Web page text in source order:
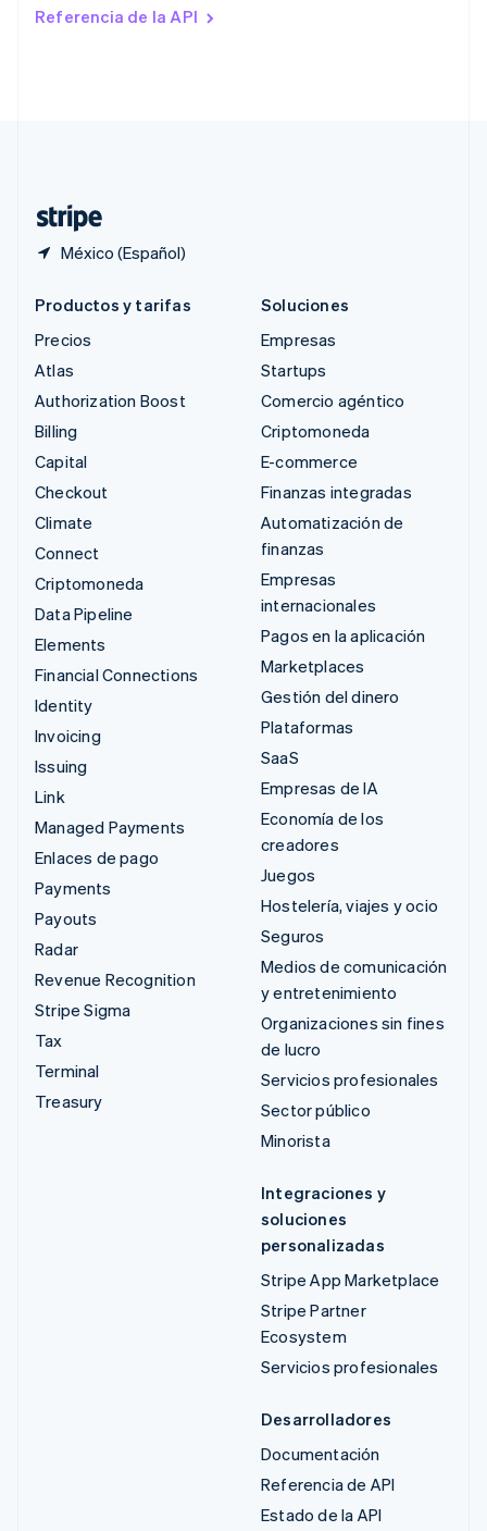
Referencia de la API
México (Español)
English
Productos y tarifas
Precios
Atlas
Authorization Boost
Billing
Capital
Checkout
Climate
Connect
Criptomoneda
Data Pipeline
Elements
Financial Connections
Identity
Invoicing
Issuing
Link
Managed Payments
Enlaces de pago
Payments
Payouts
Radar
Revenue Recognition
Stripe Sigma
Tax
Terminal
Treasury
Soluciones
Empresas
Startups
Comercio agéntico
Criptomoneda
E-commerce
Finanzas integradas
Automatización de
finanzas
Empresas
internacionales
Pagos en la aplicación
Marketplaces
Gestión del dinero
Plataformas
SaaS
Empresas de IA
Economía de los
creadores
Juegos
Hostelería, viajes y ocio
Seguros
Medios de comunicación
y entretenimiento
Organizaciones sin fines
de lucro
Servicios profesionales
Sector público
Minorista
Integraciones y
soluciones
personalizadas
Stripe App Marketplace
Stripe Partner
Ecosystem
Servicios profesionales
Desarrolladores
Documentación
Referencia de API
Estado de la API